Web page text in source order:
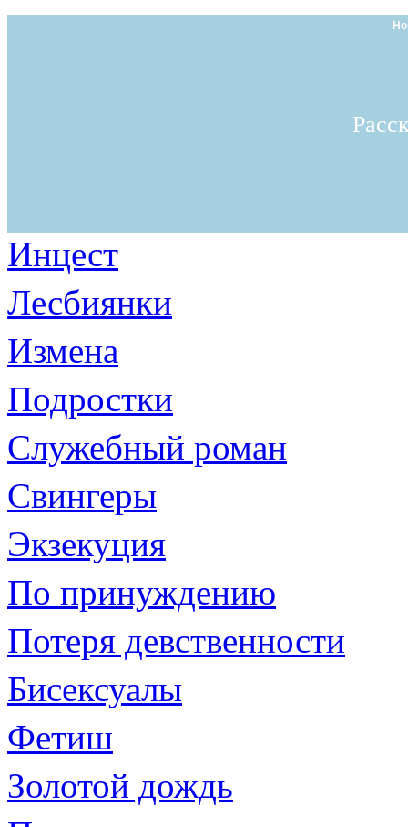
Инцест
Лесбиянки
Измена
Подростки
Служебный роман
Свингеры
Экзекуция
По принуждению
Потеря девственности
Бисексуалы
Фетиш
Золотой дождь